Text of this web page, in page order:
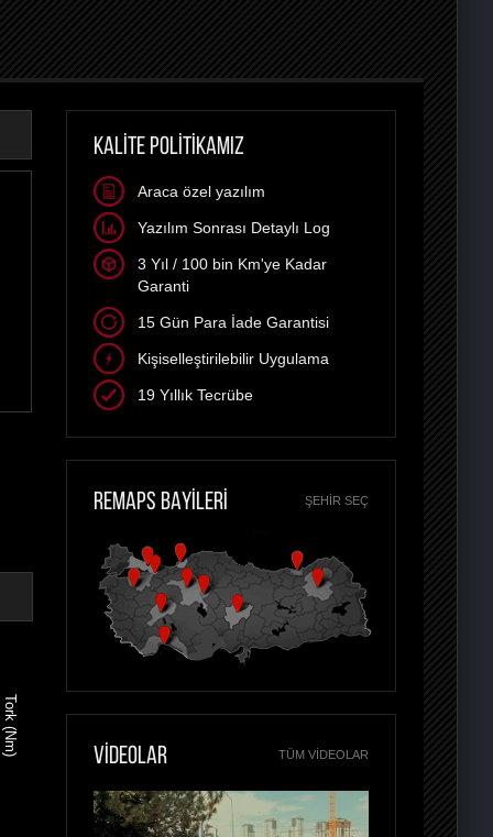
Tork (Nm)
KALİTE POLİTİKAMIZ
Araca özel yazılım
Yazılım Sonrası Detaylı Log
3 Yıl / 100 bin Km'ye Kadar
Garanti
15 Gün Para İade Garantisi
Kişiselleştirilebilir Uygulama
19 Yıllık Tecrübe
REMAPS BAYİLERİ ŞEHIR SEÇ
VİDEOLAR TÜM VIDEOLAR